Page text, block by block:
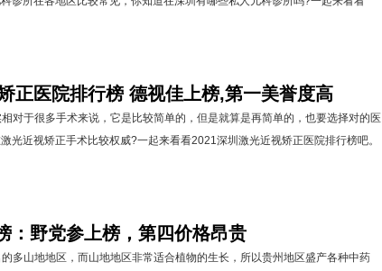
正医院排行榜 德视佳上榜,第一美誉度高
于很多手术来说，它是比较简单的，但是就算是再简单的，也要选择对的医
光近视矫正手术比较权威?一起来看看2021深圳激光近视矫正医院排行榜吧。
：野党参上榜，第四价格昂贵
山地地区，而山地地区非常适合植物的生长，所以贵州地区盛产各种中药